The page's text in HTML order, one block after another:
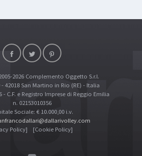
2026 Complemento Oggetto S.r.l.
- 42018 San Martino in Rio (RE) - Italia
- C.F. e Registro Imprese di Reggio Emilia
n. 02153010356
Sociale: € 10.000,00 i.v.
Policy]
[Cookie Policy]